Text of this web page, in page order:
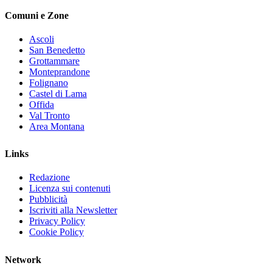
Comuni e Zone
Ascoli
San Benedetto
Grottammare
Monteprandone
Folignano
Castel di Lama
Offida
Val Tronto
Area Montana
Links
Redazione
Licenza sui contenuti
Pubblicità
Iscriviti alla Newsletter
Privacy Policy
Cookie Policy
Network